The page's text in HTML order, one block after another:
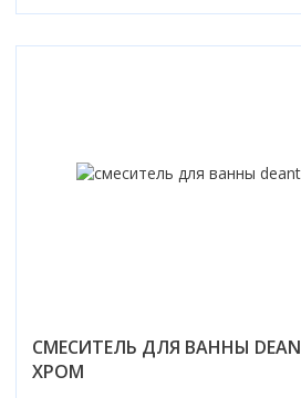
СМЕСИТЕЛЬ ДЛЯ ВАННЫ
ХРОМ